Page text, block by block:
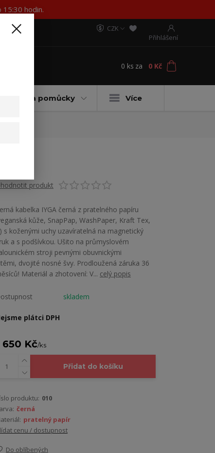
hodin.
CZK
Přihlášení
0 ks za 0 Kč
a pomůcky Více
produkt
kabelka IYGA černá z pratelného papíru
kůže, SnapPap, WashPaper, Kraft Tex,
s koženými uchy uzavíratelná na magnetický
a s podšívkou. Ušito na průmyslovém
stroji pevnými obuvnickými
dvojité nosné švy. Prodloužená záruka 36
Materiál a zhotovení: V... celý popis
skladem
plátci DPH
650 Kč/ks
Přidat do košíku
produktu: 010
černá
pratelný papír
cenu / dostupnost
Do oblíbených